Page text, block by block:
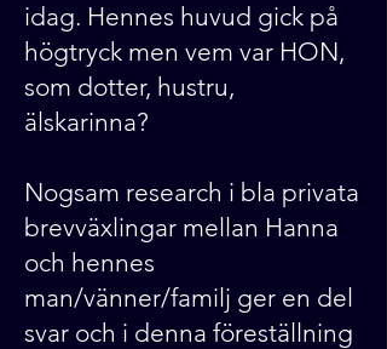
idag. Hennes huvud gick på
högtryck men vem var HON,
som dotter, hustru,
älskarinna?
Nogsam research i bla privata
brevväxlingar mellan Hanna
och hennes
man/vänner/familj ger en del
svar och i denna föreställning